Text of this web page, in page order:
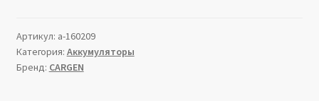
Артикул: a-160209
Категория: Аккумуляторы
Бренд: CARGEN